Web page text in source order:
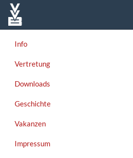
Info
Vertretung
Downloads
Geschichte
Vakanzen
Impressum